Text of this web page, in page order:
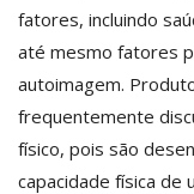
fatores, incluindo
até mesmo fatores
autoimagem.
frequentemente
físico, pois são
capacidade física de